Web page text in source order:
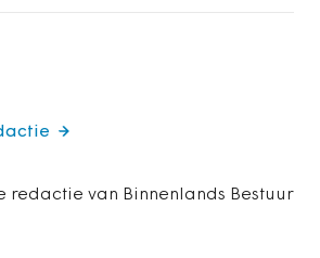
redactie van Binnenlands Bestuur